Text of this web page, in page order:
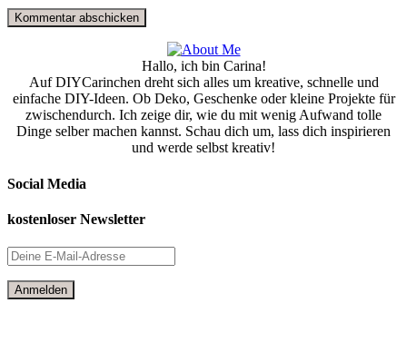
Hallo, ich bin Carina!
Auf DIYCarinchen dreht sich alles um kreative, schnelle und
einfache DIY-Ideen. Ob Deko, Geschenke oder kleine Projekte für
zwischendurch. Ich zeige dir, wie du mit wenig Aufwand tolle
Dinge selber machen kannst. Schau dich um, lass dich inspirieren
und werde selbst kreativ!
Social Media
kostenloser Newsletter